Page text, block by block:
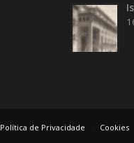
Política de Privacidade Cookies